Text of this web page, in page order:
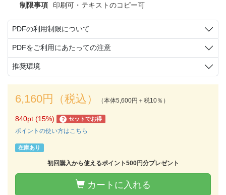
制限事項
印刷可・テキストのコピー可
PDFの利用制限について
PDFをご利用にあたっての注意
推奨環境
6,160円（税込） （本体5,600円＋税10％）
840pt (15%) ? セットでお得
ポイントの使い方はこちら
在庫あり
初回購入から使えるポイント500円分プレゼント
カートに入れる